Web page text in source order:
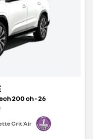
200 ch - 26
Crit'Air